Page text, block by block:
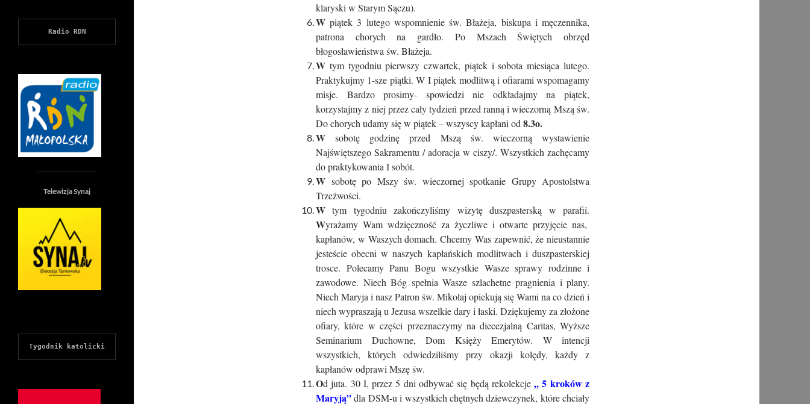
klaryski w Starym Sączu).
W piątek 3 lutego wspomnienie św. Błażeja, biskupa i męczennika,
patrona chorych na gardło. Po Mszach Świętych obrzęd
błogosławieństwa św. Błażeja.
W tym tygodniu pierwszy czwartek, piątek i sobota miesiąca lutego.
Praktykujmy 1-sze piątki. W I piątek modlitwą i ofiarami wspomagamy
misje. Bardzo prosimy- spowiedzi nie odkładajmy na piątek,
korzystajmy z niej przez cały tydzień przed ranną i wieczorną Mszą św.
Do chorych udamy się w piątek – wszyscy kapłani od 8.3o.
W sobotę godzinę przed Mszą św. wieczorną wystawienie
Najświętszego Sakramentu / adoracja w ciszy/. Wszystkich zachęcamy
do praktykowania I sobót.
W sobotę po Mszy św. wieczornej spotkanie Grupy Apostolstwa
Trzeźwości.
Wtym tygodniu zakończyliśmy wizytę duszpasterską w parafii.
Wyrażamy Wam wdzięczność za życzliwe i otwarte przyjęcie nas,
kapłanów, w Waszych domach. Chcemy Was zapewnić, że nieustannie
jesteście obecni w naszych kapłańskich modlitwach i duszpasterskiej
trosce. Polecamy Panu Bogu wszystkie Wasze sprawy rodzinne i
zawodowe. Niech Bóg spełnia Wasze szlachetne pragnienia i plany.
Niech Maryja i nasz Patron św. Mikołaj opiekują się Wami na co dzień i
niech wypraszają u Jezusa wszelkie dary i łaski. Dziękujemy za złożone
ofiary, które w części przeznaczymy na diecezjalną Caritas, Wyższe
Seminarium Duchowne, Dom Księży Emerytów. W intencji
wszystkich, których odwiedziliśmy przy okazji kolędy, każdy z
kapłanów odprawi Mszę św.
Od juta. 30 I, przez 5 dni odbywać się będą rekolekcje„ 5 kroków z
Maryją”dla DSM-u i wszystkich chętnych dziewczynek, które chciały
Radio RDN
Telewizja Synaj
Tygodnik katolicki